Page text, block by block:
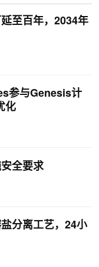
至百年，2034年
参与Genesis计
化
全要求
分离工艺，24小